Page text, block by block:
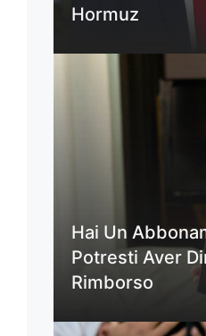
Hormuz
Hai Un
Potresti Aver
Rimborso